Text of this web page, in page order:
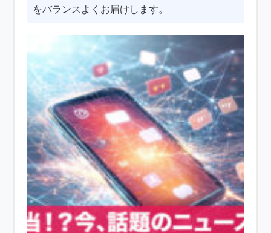
をバランスよくお届けします。